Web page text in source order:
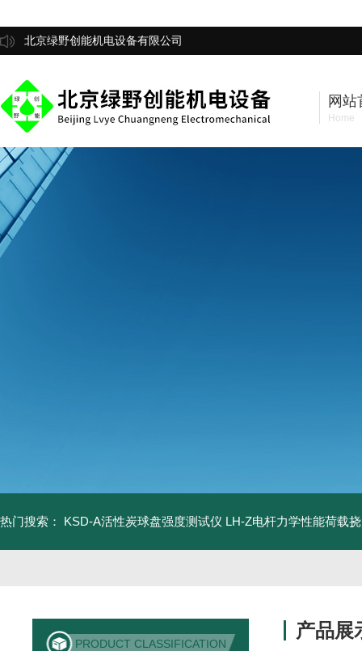
北京绿野创能机电设备有限公司
网站
Home
热门搜索： KSD-A活性炭球盘强度测试仪 LH-Z电杆力学性能荷载
PRODUCT CLASSIFICATION
产品展